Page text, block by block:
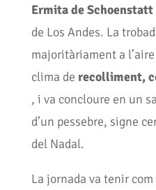
Ermita de Schoenstatt
de Los Andes. La
majoritàriament a
clima de recolliment,
, i va concloure en un
d’un pessebre, signe
del Nadal.
La jornada va tenir